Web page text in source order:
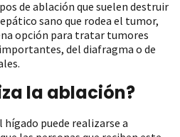
de ablación que suelen destruir
sano que rodea el tumor,
opción para tratar tumores
del diafragma o de
la ablación?
puede realizarse a